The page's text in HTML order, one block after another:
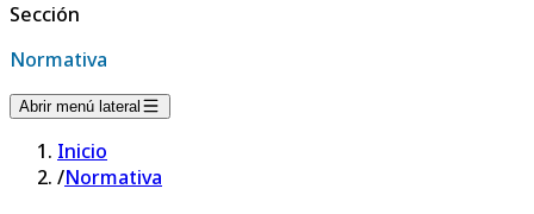
Sección
Normativa
Abrir menú lateral
Inicio
/Normativa